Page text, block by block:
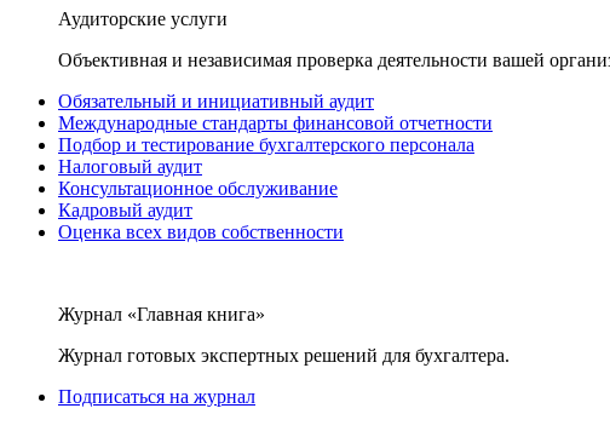
Аудиторские услуги
Объективная и независимая проверка деятельности вашей
Обязательный и инициативный аудит
Международные стандарты финансовой отчетности
Подбор и тестирование бухгалтерского персонала
Налоговый аудит
Консультационное обслуживание
Кадровый аудит
Оценка всех видов собственности
Журнал «Главная книга»
Журнал готовых экспертных решений для бухгалтера.
Подписаться на журнал